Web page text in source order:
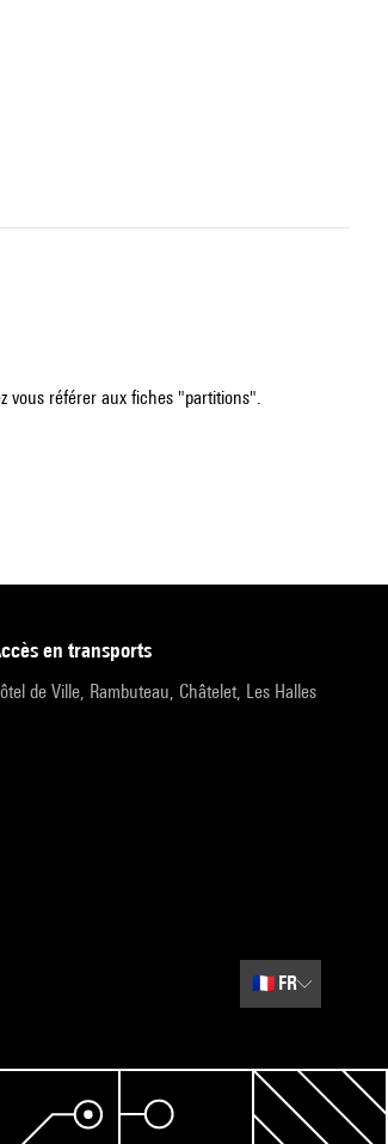
vous référer aux fiches "partitions".
accès en transports
de Ville, Rambuteau, Châtelet, Les Halles
🇫🇷 FR